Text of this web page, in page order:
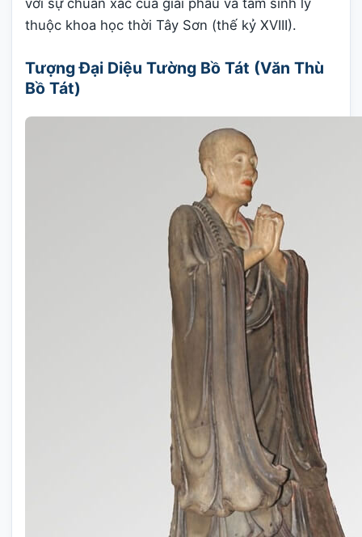
với sự chuẩn xác của giải phẫu và tâm sinh lý
thuộc khoa học thời Tây Sơn (thế kỷ XVIII).
Tượng Đại Diệu Tường Bồ Tát (Văn Thù
Bồ Tát)